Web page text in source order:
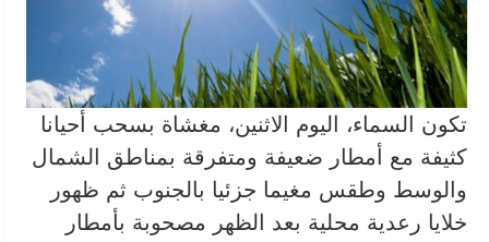
تكون السماء، اليوم الاثنين، مغشاة بسحب أحيانا
كثيفة مع أمطار ضعيفة ومتفرقة بمناطق الشمال
والوسط وطقس مغيما جزئيا بالجنوب ثم ظهور
خلايا رعدية محلية بعد الظهر مصحوبة بأمطار